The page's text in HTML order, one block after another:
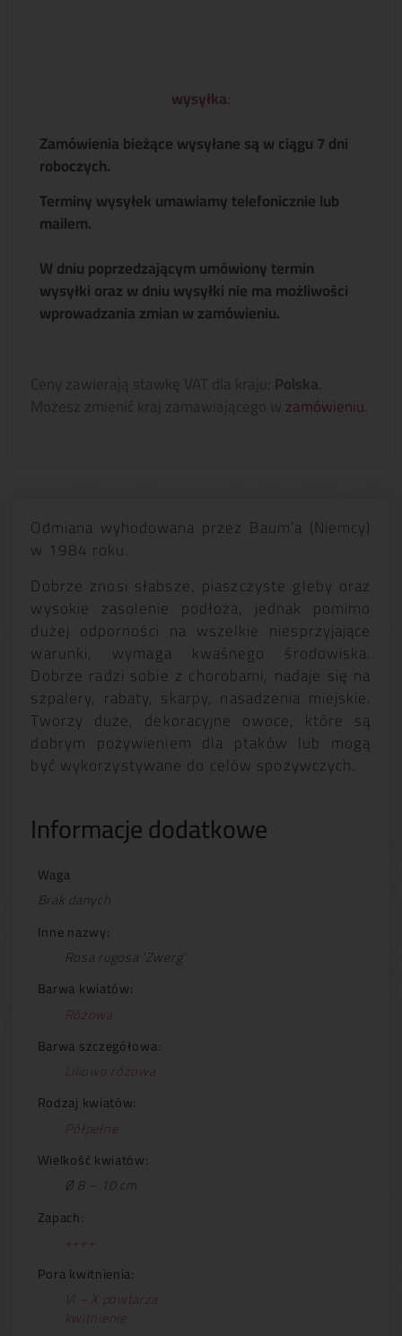
wysyłka:
Zamówienia bieżące wysyłane są w ciągu 7 dni
roboczych.
Terminy wysyłek umawiamy telefonicznie lub
mailem.
W dniu poprzedzającym umówiony termin
wysyłki oraz w dniu wysyłki nie ma możliwości
wprowadzania zmian w zamówieniu.
Ceny zawierają stawkę VAT dla kraju: Polska
Możesz zmienić kraj zamawiającego wzamówieniu
Odmiana wyhodowana przez Baum’a (Niemcy)
w 1984 roku.
Dobrze znosi słabsze, piaszczyste gleby oraz
wysokie zasolenie podłoża, jednak pomimo
dużej odporności na wszelkie niesprzyjające
warunki, wymaga kwaśnego środowiska.
Dobrze radzi sobie z chorobami, nadaje się na
szpalery, rabaty, skarpy, nasadzenia miejskie.
Tworzy duże, dekoracyjne owoce, które są
dobrym pożywieniem dla ptaków lub mogą
być wykorzystywane do celów spożywczych.
Informacje dodatkowe
Waga
Brak danych
Inne nazwy:
Rosa rugosa 'Zwerg'
Barwa kwiatów:
Różowa
Barwa szczegółowa:
Liliowo różowa
Rodzaj kwiatów:
Półpełne
Wielkość kwiatów:
Ø 8 – 10 cm
Zapach:
++++
Pora kwitnienia:
VI – X powtarza
kwitnienie